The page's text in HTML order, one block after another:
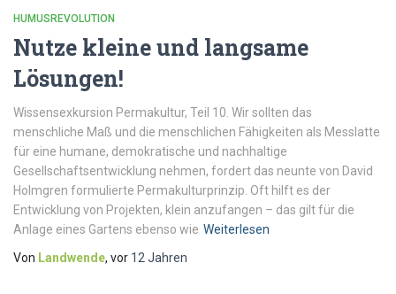
HUMUSREVOLUTION
Nutze kleine und langsame
Lösungen!
Wissensexkursion Permakultur, Teil 10. Wir sollten das
menschliche Maß und die menschlichen Fähigkeiten als Messlatte
für eine humane, demokratische und nachhaltige
Gesellschaftsentwicklung nehmen, fordert das neunte von David
Holmgren formulierte Permakultur­prinzip. Oft hilft es der
Entwicklung von Projekten, klein anzufangen – das gilt für die
Anlage eines Gartens ebenso wie Weiterlesen
Von Landwende, vor 12 Jahren